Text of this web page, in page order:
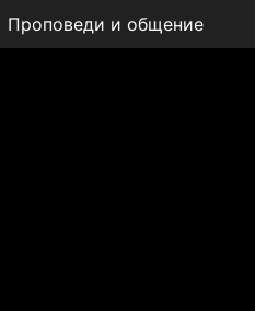
Проповеди и общение